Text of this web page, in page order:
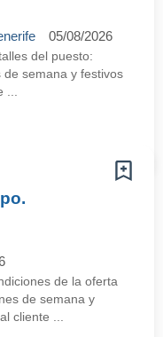
05/08/2026
del puesto:
semana y festivos
de la oferta
de semana y
cliente ...